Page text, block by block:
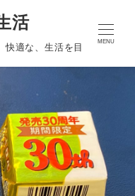
活
適な、生活を目 MENU